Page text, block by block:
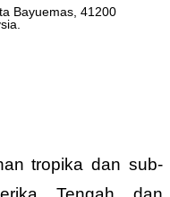
Bayuemas, 41200
tropika dan sub-